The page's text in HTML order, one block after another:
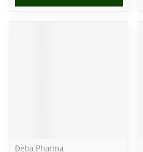
Deba Pharma